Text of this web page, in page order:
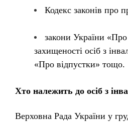
Кодекс законів про
закони України «Про
захищеності осіб з
«Про відпустки» тощо.
Хто належить до осіб з
Верховна Рада України у